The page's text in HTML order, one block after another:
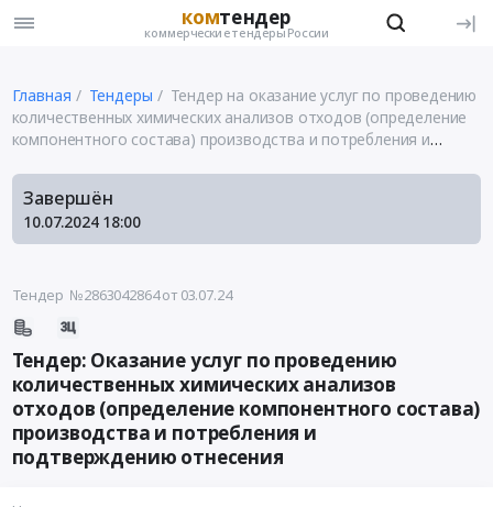
комтендер
коммерческие тендеры России
Главная Тендеры
Тендер на оказание услуг по проведению
количественных химических анализов отходов (определение
компонентного состава) производства и потребления и
Завершён
10.07.2024 18:00
Тендер №2863042864от 03.07.24
Тендер: Оказание услуг по проведению
количественных химических анализов
отходов (определение компонентного состава)
производства и потребления и
подтверждению отнесения